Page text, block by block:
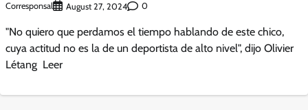
Corresponsal August 27, 2024 0
"No quiero que perdamos el tiempo hablando de este chico,
cuya actitud no es la de un deportista de alto nivel", dijo Olivier
Létang Leer